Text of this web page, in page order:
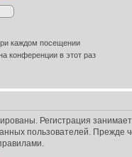
каждом посещении
конференции в этот раз
Регистрация
пользователей.